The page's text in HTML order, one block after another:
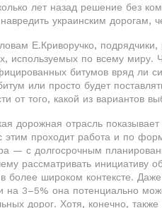
лет назад решение без
украинским дорогам,
Е.Криворучко,
используемых по всему миру.
битумов вряд ли
или просто будет
от того, какой из вариантов
дорожная отрасль
этим проходит работа и по
— с долгосрочным
рассматривать инициативу
более широком контексте.
на 3–5% она потенциально
дорог. Хотя, конечно, также